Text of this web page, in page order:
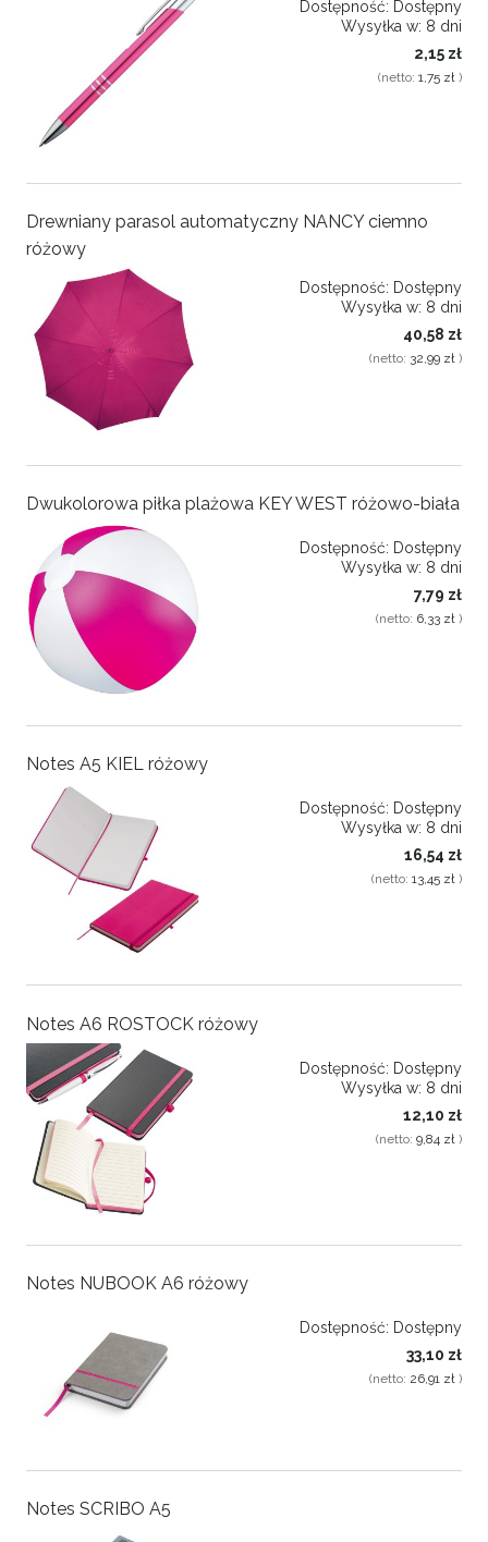
Dostępność: Dostępny
Wysyłka w: 8 dni
2,15 zł
(netto: 1,75 zł )
Drewniany parasol automatyczny NANCY ciemno
różowy
Dostępność: Dostępny
Wysyłka w: 8 dni
40,58 zł
(netto: 32,99 zł )
Dwukolorowa piłka plażowa KEY WEST różowo-biała
Dostępność: Dostępny
Wysyłka w: 8 dni
7,79 zł
(netto: 6,33 zł )
Notes A5 KIEL różowy
Dostępność: Dostępny
Wysyłka w: 8 dni
16,54 zł
(netto: 13,45 zł )
Notes A6 ROSTOCK różowy
Dostępność: Dostępny
Wysyłka w: 8 dni
12,10 zł
(netto: 9,84 zł )
Notes NUBOOK A6 różowy
Dostępność: Dostępny
33,10 zł
(netto: 26,91 zł )
Notes SCRIBO A5